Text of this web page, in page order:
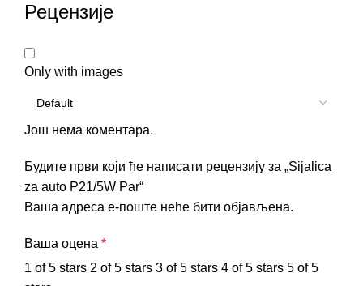
Рецензије
Only with images
Још нема коментара.
Будите први који ће написати рецензију за „Sijalica
za auto P21/5W Par“
Ваша адреса е-поште неће бити објављена.
Ваша оцена *
1 of 5 stars 2 of 5 stars 3 of 5 stars 4 of 5 stars 5 of 5